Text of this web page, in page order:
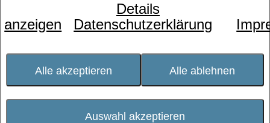
Details
anzeigen
Datenschutzerklärung
Alle akzeptieren Alle ablehnen
Auswahl akzeptieren
im Umkreis von 20km